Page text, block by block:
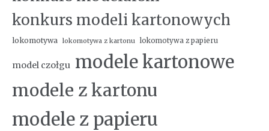
konkurs modeli kartonowych
lokomotywa lokomotywa z kartonu lokomotywa z papieru
model czołgu modele kartonowe
modele z kartonu
modele z papieru